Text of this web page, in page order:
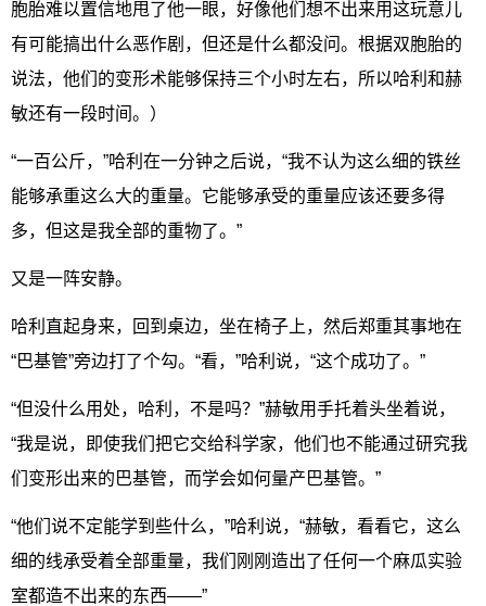
胞胎难以置信地甩了他一眼，好像他们想不出来用这玩意儿
有可能搞出什么恶作剧，但还是什么都没问。根据双胞胎的
说法，他们的变形术能够保持三个小时左右，所以哈利和赫
敏还有一段时间。）
“一百公斤，”哈利在一分钟之后说，“我不认为这么细的铁丝
能够承重这么大的重量。它能够承受的重量应该还要多得
多，但这是我全部的重物了。”
又是一阵安静。
哈利直起身来，回到桌边，坐在椅子上，然后郑重其事地在
“巴基管”旁边打了个勾。“看，”哈利说，“这个成功了。”
“但没什么用处，哈利，不是吗？”赫敏用手托着头坐着说，
“我是说，即使我们把它交给科学家，他们也不能通过研究我
们变形出来的巴基管，而学会如何量产巴基管。”
“他们说不定能学到些什么，”哈利说，“赫敏，看看它，这么
细的线承受着全部重量，我们刚刚造出了任何一个麻瓜实验
室都造不出来的东西——”